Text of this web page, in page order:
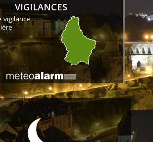
VIGILANCES
vigilance